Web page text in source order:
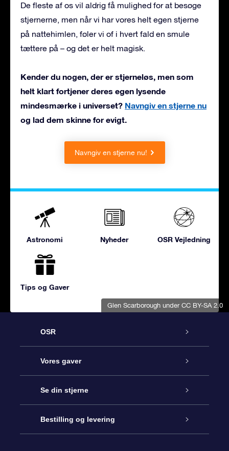
Glen Scarborough under CC BY-SA 2.0
De fleste af os vil aldrig få mulighed for at besøge
stjernerne, men når vi har vores helt egen stjerne
på nattehimlen, føler vi of i hvert fald en smule
tættere på – og det er helt magisk.
Kender du nogen, der er stjerneløs, men som
helt klart fortjener deres egen lysende
mindesmærke i universet? Navngiv en stjerne nu
og lad dem skinne for evigt.
Navngiv en stjerne nu!
Astronomi Nyheder OSR Vejledning
Tips og Gaver
OSR
Kundeservice
Kontakt os
Bloggen
Vores gaver
Online Stjernegave
OSR Gavepakke
Se din stjerne
Star Register
Bestilling og levering